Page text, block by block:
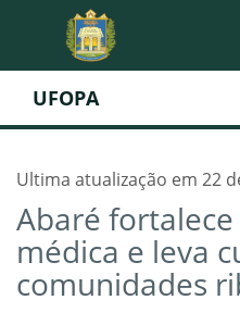
UFOPA
Ultima atualização em 22
Abaré
médica e leva
comunidades